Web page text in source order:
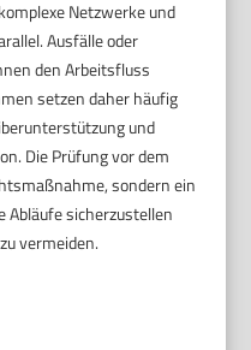
Netzwerke und
Ausfälle oder
den Arbeitsfluss
setzen daher häufig
und
Die Prüfung vor dem
sondern ein
sicherzustellen
vermeiden.